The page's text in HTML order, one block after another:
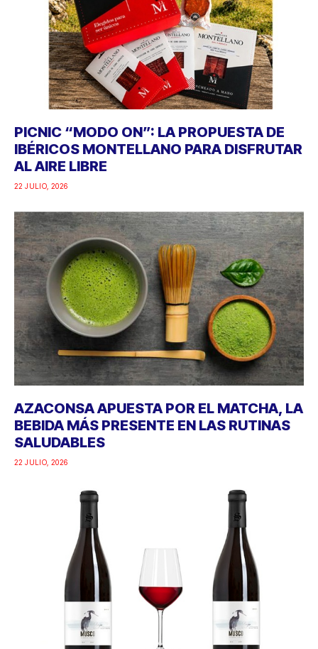
PICNIC “MODO ON”: LA PROPUESTA DE
IBÉRICOS MONTELLANO PARA DISFRUTAR
AL AIRE LIBRE
22 JULIO, 2026
AZACONSA APUESTA POR EL MATCHA, LA
BEBIDA MÁS PRESENTE EN LAS RUTINAS
SALUDABLES
22 JULIO, 2026